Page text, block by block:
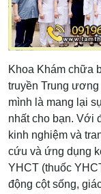
Khoa Khám chữa
truyền Trung
mình là mang lại
nhất cho bạn. Với
kinh nghiệm và
cứu và ứng dụng
YHCT (thuốc
động cột sống,